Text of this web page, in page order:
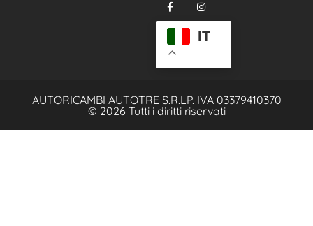
IT
AUTORICAMBI AUTOTRE S.R.L P. IVA 03379410370
© 2026 Tutti i diritti riservati